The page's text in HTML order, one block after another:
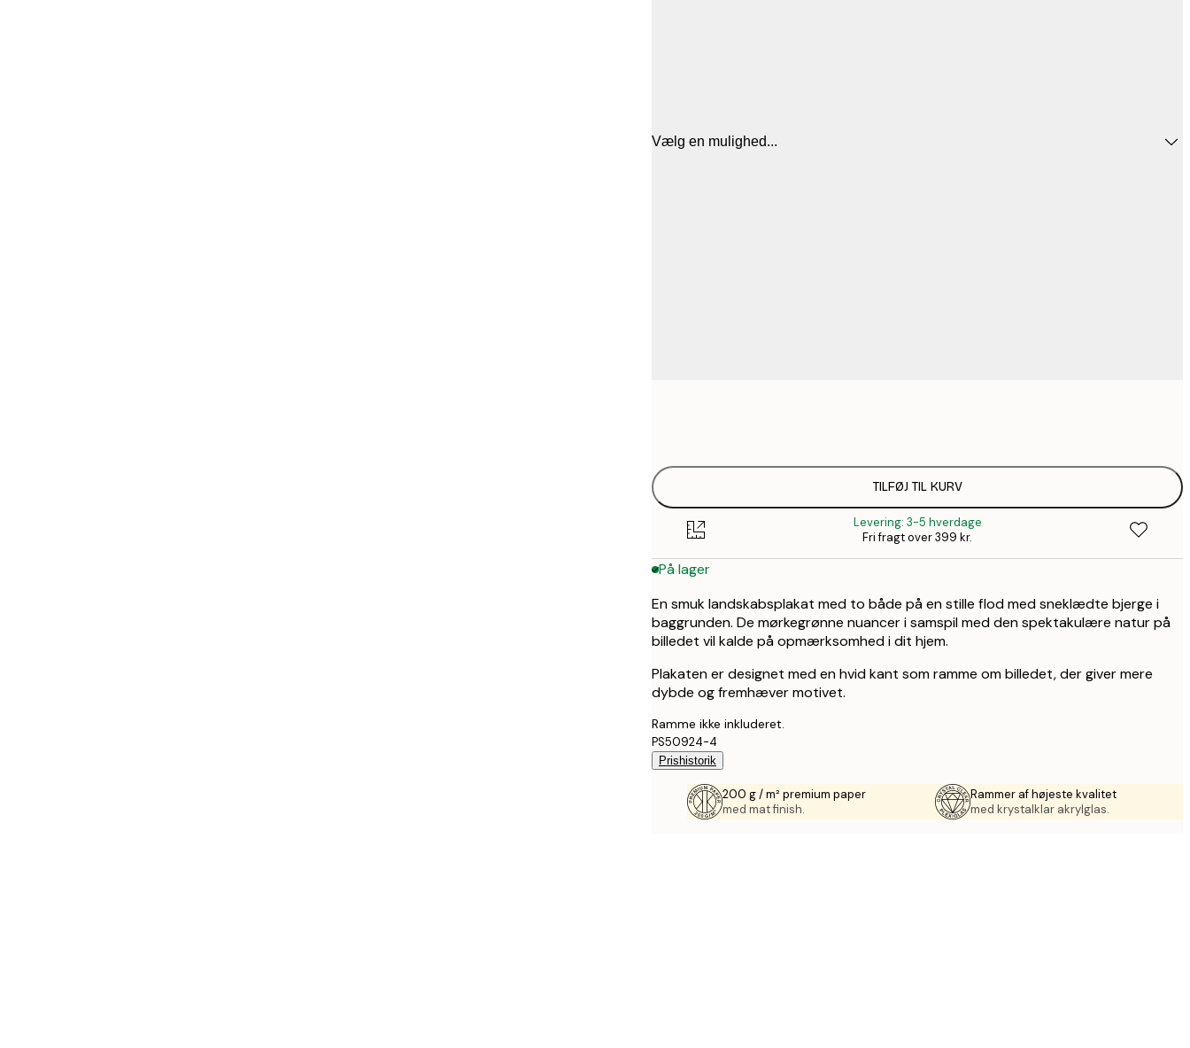
Vælg en mulighed...
50x50 cm
70x100 cm
TILFØJ TIL KURV
Levering: 3-5 hverdage
Fri fragt over 399 kr.
På lager
En smuk landskabsplakat med to både på en stille flod med sneklædte bjerge i
baggrunden. De mørkegrønne nuancer i samspil med den spektakulære natur på
billedet vil kalde på opmærksomhed i dit hjem.
Plakaten er designet med en hvid kant som ramme om billedet, der giver mere
dybde og fremhæver motivet.
Ramme ikke inkluderet.
PS50924-4
Prishistorik
200 g / m² premium paper
med mat finish.
Rammer af højeste kvalitet
med krystalklar akrylglas.